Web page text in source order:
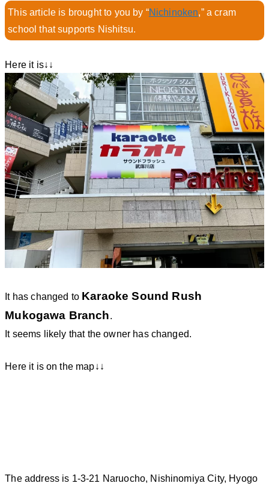
This article is brought to you by “Nichinoken,” a cram
school that supports Nishitsu.
Here it is↓↓
It has changed to Karaoke Sound Rush
Mukogawa Branch.
It seems likely that the owner has changed.
Here it is on the map↓↓
The address is 1-3-21 Naruocho, Nishinomiya City, Hyogo